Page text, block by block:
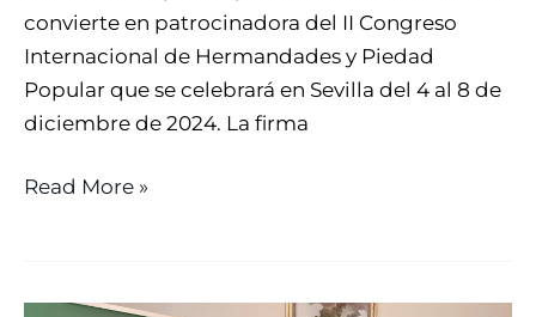
convierte en patrocinadora del II Congreso
Internacional de Hermandades y Piedad
Popular que se celebrará en Sevilla del 4 al 8 de
diciembre de 2024. La firma
Read More »